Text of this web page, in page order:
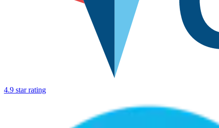
4.9 star rating